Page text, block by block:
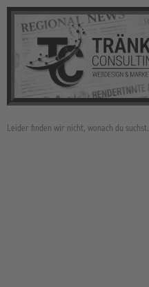
Leider finden wir nicht, wonach du suchst.